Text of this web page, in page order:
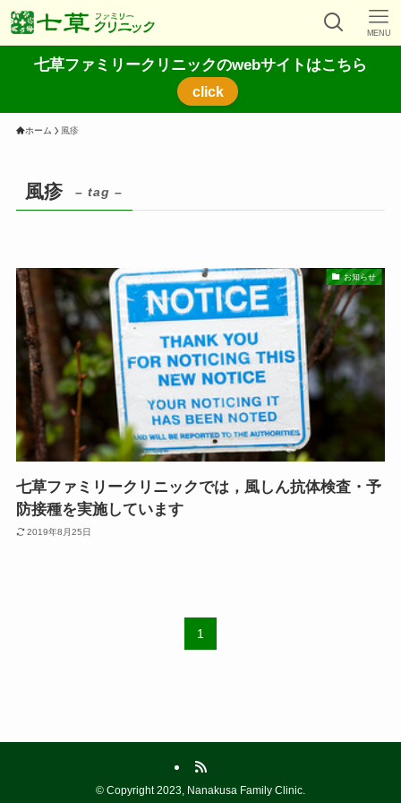
MENU
七草ファミリークリニックのwebサイトはこちら
click
ホーム 風疹
風疹 – tag –
お知らせ
七草ファミリークリニックでは，風しん抗体検査・予
防接種を実施しています
2019年8月25日
1
© Copyright 2023, Nanakusa Family Clinic.